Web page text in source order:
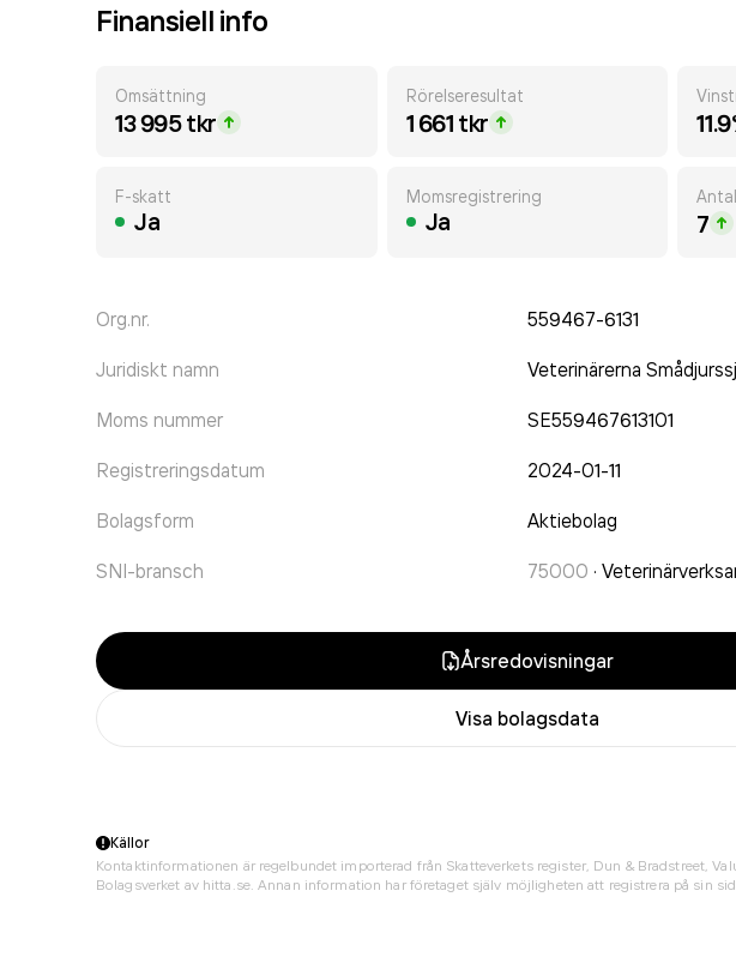
Finansiell info
Omsättning
13 995 tkr
Rörelseresultat
1 661 tkr
F-skatt
Ja
Momsregistrering
Ja 7
Org.nr. 559467-6131
Juridiskt namn Veterinärerna
Moms nummer SE559467613101
Registreringsdatum 2024-01-11
Bolagsform Aktiebolag
SNI-bransch 75000 ·
Årsredovisningar
Visa bolagsdata
Källor
Kontaktinformationen är regelbundet importerad från Skatteverkets register, Dun & Bradstreet,
Bolagsverket av hitta.se. Annan information har företaget själv möjligheten att registrera på sin